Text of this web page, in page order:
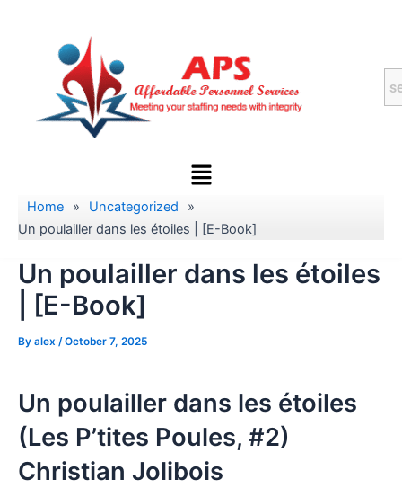
Menu
Home » Uncategorized
»
Un poulailler dans les étoiles | [E-Book]
Un poulailler dans les étoiles
| [E-Book]
By alex /October 7, 2025
Un poulailler dans les étoiles
(Les P’tites Poules, #2)
Christian Jolibois